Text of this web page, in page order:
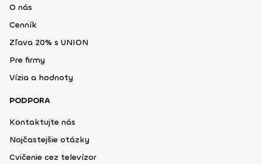
O nás
Cenník
Zľava 20% s UNION
Pre firmy
Vízia a hodnoty
PODPORA
Kontaktujte nás
Najčastejšie otázky
Cvičenie cez televízor